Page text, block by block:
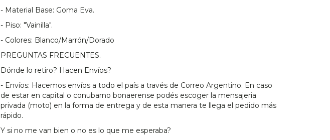
- Material Base: Goma Eva.
- Piso: "Vainilla".
- Colores: Blanco/Marrón/Dorado
PREGUNTAS FRECUENTES.
Dónde lo retiro? Hacen Envíos?
- Envíos: Hacemos envíos a todo el país a través de Correo Argentino. En caso
de estar en capital o conubarno bonaerense podés escoger la mensajeria
privada (moto) en la forma de entrega y de esta manera te llega el pedido más
rápido.
Y si no me van bien o no es lo que me esperaba?